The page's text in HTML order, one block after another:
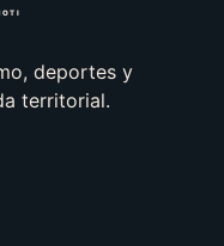
deportes y
territorial.